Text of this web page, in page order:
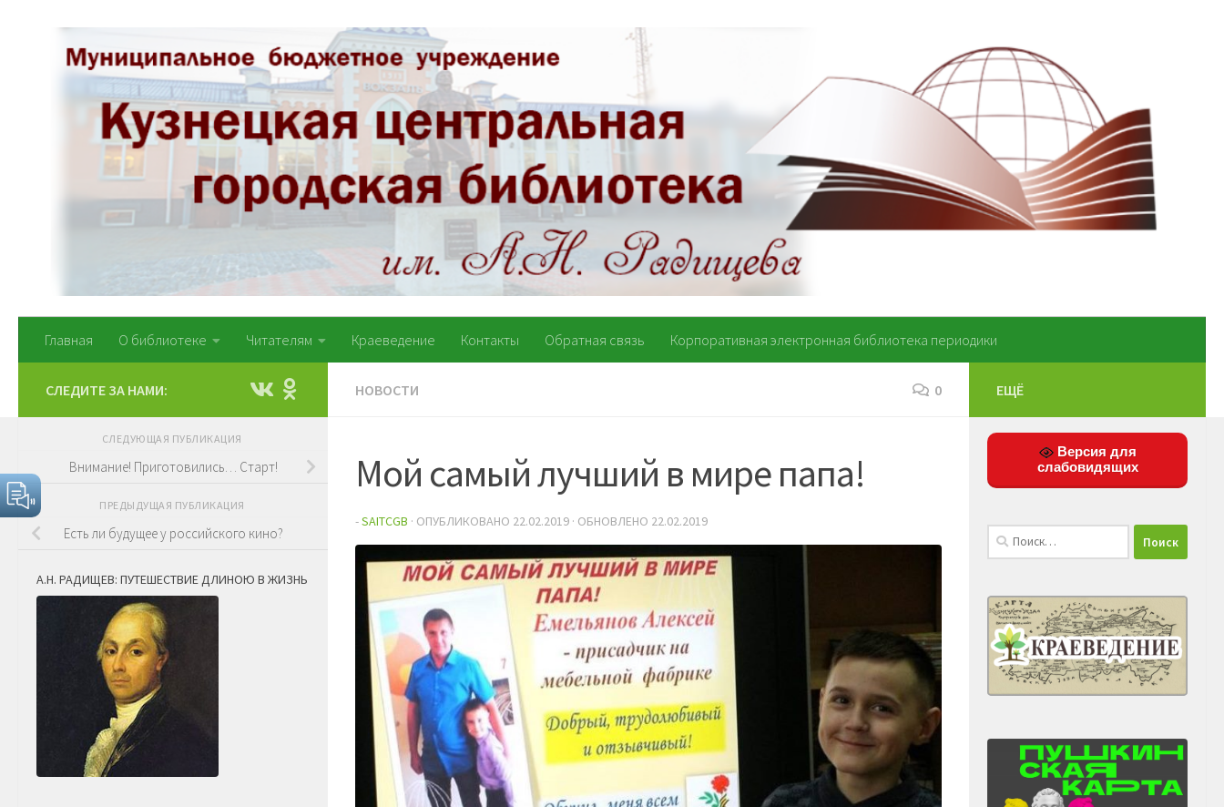
Перейти к содержимому
Главная О библиотеке Читателям Краеведение Контакты Обратная связь Корпоративная электронная библиотека периодики
НОВОСТИ 0
Мой самый лучший в мире папа!
-SAITCGB · ОПУБЛИКОВАНО 22.02.2019 · ОБНОВЛЕНО 22.02.2019
СЛЕДИТЕ ЗА НАМИ:
СЛЕДУЮЩАЯ ПУБЛИКАЦИЯ
Внимание! Приготовились… Старт!
ПРЕДЫДУЩАЯ ПУБЛИКАЦИЯ
Есть ли будущее у российского кино?
А.Н. РАДИЩЕВ: ПУТЕШЕСТВИЕ ДЛИНОЮ В ЖИЗНЬ
ЕЩЁ
Версия для
слабовидящих
Найти: